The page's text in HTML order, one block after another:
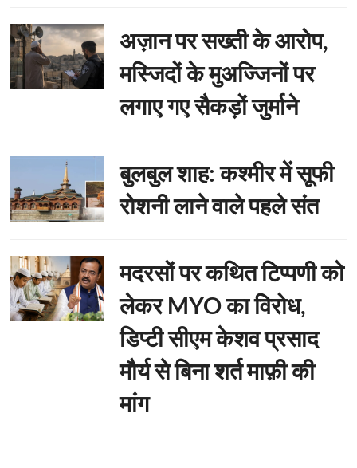
अज़ान पर सख्ती के आरोप,
मस्जिदों के मुअज्जिनों पर
लगाए गए सैकड़ों जुर्माने
बुलबुल शाह: कश्मीर में सूफी
रोशनी लाने वाले पहले संत
मदरसों पर कथित टिप्पणी को
लेकर MYO का विरोध,
डिप्टी सीएम केशव प्रसाद
मौर्य से बिना शर्त माफ़ी की
मांग